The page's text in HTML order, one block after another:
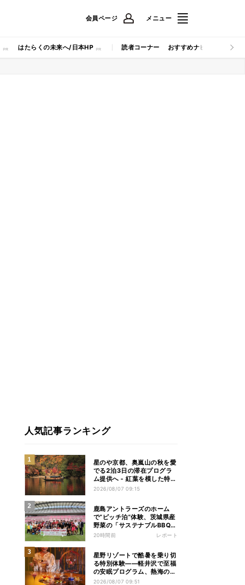
会員ページ メニュー
はたらくの未来へ/日本HP 読者コーナー おすすめナビ マイナビ
人気記事ランキング
星のや京都、奥嵐山の秋を愛
でる2泊3日の滞在プログラ
ム提供へ - 紅葉を模した特別
料理、舟遊び、オオモミジの
2026/08/07 09:15
鹿島アントラーズのホーム
で“ピッチ泊”体験、茨城県産
野菜の「サステナブルBBQ」
も楽しむ特別キャンプ
20時間前 レポート
星野リゾートで酷暑を乗り切
る特別体験——軽井沢で至福
の安眠プログラム、熱海の花
火や北海道トマムのとうきび
2026/08/07 09:51